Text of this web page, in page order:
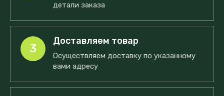
детали заказа
3
Доставляем товар
Осуществляем доставку по указанному
вами адресу